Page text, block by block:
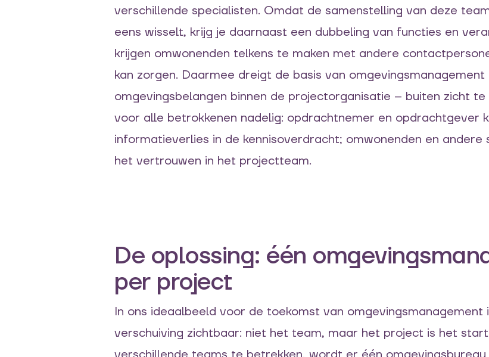
verschillende specialisten. Omdat de samenstelling van deze
eens wisselt, krijg je daarnaast een dubbeling van functies en
krijgen omwonenden telkens te maken met andere
kan zorgen. Daarmee dreigt de basis van
omgevingsbelangen binnen de projectorganisatie – buiten zicht te
voor alle betrokkenen nadelig: opdrachtnemer en opdrachtgever
informatieverlies in de kennisoverdracht; omwonenden en andere
het vertrouwen in het projectteam.
De oplossing: één
per project
In ons ideaalbeeld voor de toekomst van omgevingsmanagement
verschuiving zichtbaar: niet het team, maar het project is het